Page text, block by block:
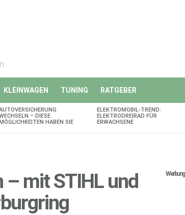
KLEINWAGEN TUNING RATGEBER
– DIESE
HABEN SIE
ELEKTROMOBIL-TREND:
ELEKTRODREIRAD FÜR
ERWACHSENE
mit STIHL und
Werbung